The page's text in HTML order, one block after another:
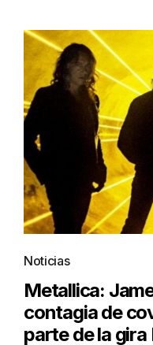
Noticias
Metallica:
contagia de
parte de la